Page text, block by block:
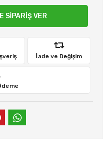
SİPARİŞ VER
İade ve Değişim